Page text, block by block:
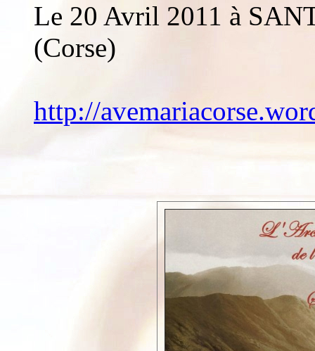
Le 20 Avril 2011 à
(Corse)
http://